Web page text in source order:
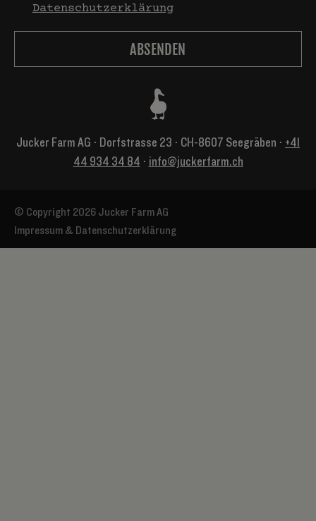
Datenschutzerklärung
Jucker Farm AG ⋅ Dorfstrasse 23 ⋅ CH-8607 Seegräben ⋅ +41
44 934 34 84 ⋅ info@juckerfarm.ch
© Copyright 2026 Jucker Farm AG
Impressum & Datenschutzerklärung